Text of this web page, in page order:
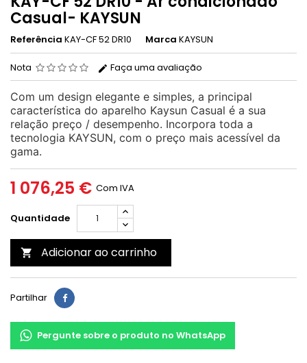
Casual- KAYSUN
Referência KAY-CF 52 DR10 Marca KAYSUN
Nota Faça uma avaliação
Com um design elegante e simples, a principal
característica do aparelho Kaysun Casual é a sua
relação preço / desempenho. Incorpora toda a
tecnologia KAYSUN, com o preço mais acessível da
gama.
1 076,25 € Com IVA
Quantidade
 Adicionar ao carrinho
Partilhar
Pergunte sobre o produto no WhatsApp